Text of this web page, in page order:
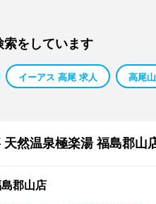
をしています
イーアス 高尾 求人 高尾
然温泉極楽湯 福島郡山
郡山店